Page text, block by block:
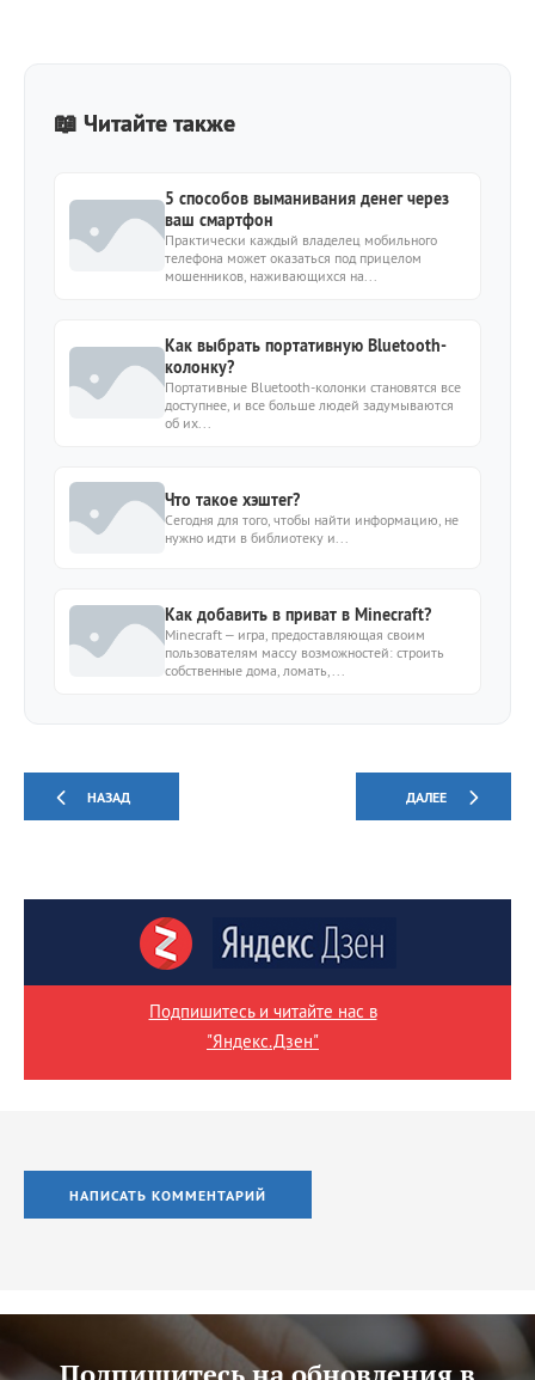
📖 Читайте также
5 способов выманивания денег через
ваш смартфон
Практически каждый владелец мобильного
телефона может оказаться под прицелом
мошенников, наживающихся на...
Как выбрать портативную Bluetooth-
колонку?
Портативные Bluetooth-колонки становятся все
доступнее, и все больше людей задумываются
об их...
Что такое хэштег?
Сегодня для того, чтобы найти информацию, не
нужно идти в библиотеку и...
Как добавить в приват в Minecraft?
Minecraft – игра, предоставляющая своим
пользователям массу возможностей: строить
собственные дома, ломать,...
НАЗАД ДАЛЕЕ
Подпишитесь и читайте нас в
"Яндекс.Дзен"
НАПИСАТЬ КОММЕНТАРИЙ
Подпишитесь на обновления в